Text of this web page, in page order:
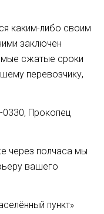
каким-либо своим
заключен
сжатые сроки
перевозчику,
0330, Прокопец
через полчаса мы
вашего
пункт»